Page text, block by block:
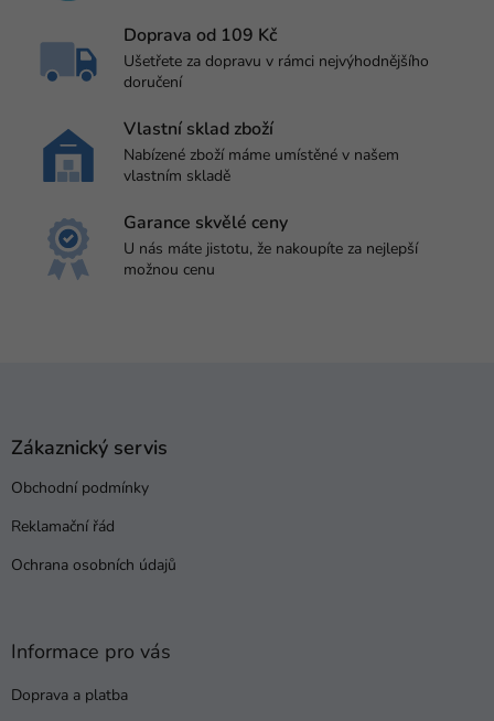
Doprava od 109 Kč
Ušetřete za dopravu v rámci nejvýhodnějšího
doručení
Vlastní sklad zboží
Nabízené zboží máme umístěné v našem
vlastním skladě
Garance skvělé ceny
U nás máte jistotu, že nakoupíte za nejlepší
možnou cenu
Zákaznický servis
Obchodní podmínky
Reklamační řád
Ochrana osobních údajů
Informace pro vás
Doprava a platba